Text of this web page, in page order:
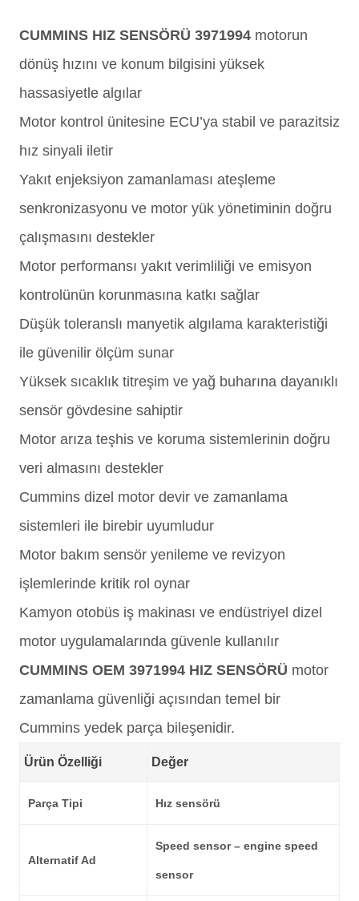
CUMMINS HIZ SENSÖRÜ 3971994 motorun
dönüş hızını ve konum bilgisini yüksek
hassasiyetle algılar
Motor kontrol ünitesine ECU’ya stabil ve parazitsiz
hız sinyali iletir
Yakıt enjeksiyon zamanlaması ateşleme
senkronizasyonu ve motor yük yönetiminin doğru
çalışmasını destekler
Motor performansı yakıt verimliliği ve emisyon
kontrolünün korunmasına katkı sağlar
Düşük toleranslı manyetik algılama karakteristiği
ile güvenilir ölçüm sunar
Yüksek sıcaklık titreşim ve yağ buharına dayanıklı
sensör gövdesine sahiptir
Motor arıza teşhis ve koruma sistemlerinin doğru
veri almasını destekler
Cummins dizel motor devir ve zamanlama
sistemleri ile birebir uyumludur
Motor bakım sensör yenileme ve revizyon
işlemlerinde kritik rol oynar
Kamyon otobüs iş makinası ve endüstriyel dizel
motor uygulamalarında güvenle kullanılır
CUMMINS OEM 3971994 HIZ SENSÖRÜ motor
zamanlama güvenliği açısından temel bir
Cummins yedek parça bileşenidir.
Ürün Özelliği Değer
Parça Tipi Hız sensörü
Alternatif Ad
Speed sensor – engine speed
sensor